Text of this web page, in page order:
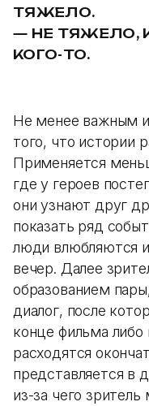
ТЯЖЕЛО.
— НЕ ТЯЖЕЛО,
КОГО-ТО.
Не менее важным
того, что истории
Применяется
где у героев
они узнают друг
показать ряд
люди влюбляются
вечер. Далее
образованием
диалог, после
конце фильма либо
расходятся
представляется в
из-за чего